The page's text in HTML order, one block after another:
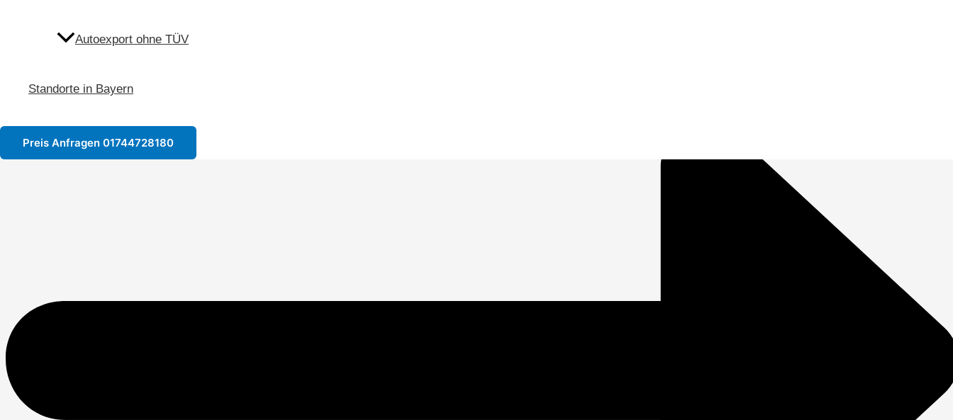
Autoexport ohne TÜV
Standorte in Bayern
Preis Anfragen 01744728180